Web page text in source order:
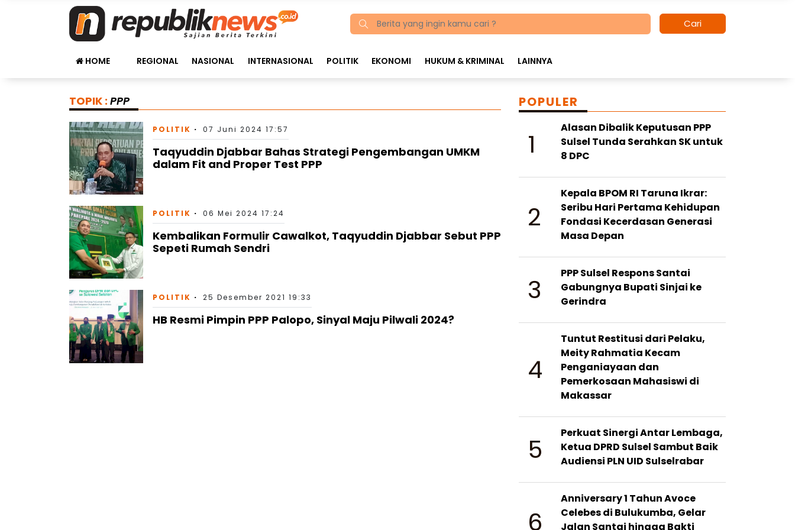
Cari
HOME REGIONAL NASIONAL INTERNASIONAL POLITIK EKONOMI HUKUM & KRIMINAL LAINNYA
TOPIK : PPP
POLITIK 07 Juni 2024 17:57
Taqyuddin Djabbar Bahas Strategi Pengembangan UMKM
dalam Fit and Proper Test PPP
POLITIK 06 Mei 2024 17:24
Kembalikan Formulir Cawalkot, Taqyuddin Djabbar Sebut PPP
Sepeti Rumah Sendri
POLITIK 25 Desember 2021 19:33
HB Resmi Pimpin PPP Palopo, Sinyal Maju Pilwali 2024?
POPULER
1
Alasan Dibalik Keputusan PPP
Sulsel Tunda Serahkan SK untuk
8 DPC
2
Kepala BPOM RI Taruna Ikrar:
Seribu Hari Pertama Kehidupan
Fondasi Kecerdasan Generasi
Masa Depan
3
PPP Sulsel Respons Santai
Gabungnya Bupati Sinjai ke
Gerindra
4
Tuntut Restitusi dari Pelaku,
Meity Rahmatia Kecam
Penganiayaan dan
Pemerkosaan Mahasiswi di
Makassar
5
Perkuat Sinergi Antar Lembaga,
Ketua DPRD Sulsel Sambut Baik
Audiensi PLN UID Sulselrabar
6
Anniversary 1 Tahun Avoce
Celebes di Bulukumba, Gelar
Jalan Santai hingga Bakti